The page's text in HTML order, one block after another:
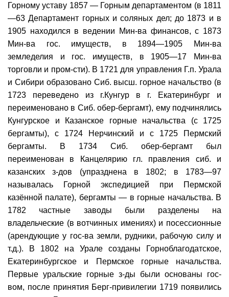
Горному уставу 1857 — Горным департаментом (в 1811
—63 Департамент горных и соляных дел; до 1873 и в
1905 находился в ведении Мин-ва финансов, с 1873
Мин-ва гос. имуществ, в 1894—1905 Мин-ва
земледелия и гос. имуществ, в 1905—17 Мин-ва
торговли и пром-сти). В 1721 для управления Г.п. Урала
и Сибири образовано Сиб. высш. горное начальство (в
1723 переведено из г.Кунгур в г. Екатеринбург и
переименовано в Сиб. обер-бергамт), ему подчинялись
Кунгурское и Казанское горные начальства (с 1725
бергамты), с 1724 Нерчинский и с 1725 Пермский
бергамты. В 1734 Сиб. обер-бергамт был
переименован в Канцелярию гл. правления сиб. и
казанских з-дов (упразднена в 1802; в 1783—97
называлась Горной экспедицией при Пермской
казённой палате), бергамты — в горные начальства. В
1782 частные заводы были разделены на
владельческие (в вотчинных имениях) и посессионные
(арендующие у гос-ва земли, рудники, рабочую силу и
т.д.). В 1802 на Урале созданы Горноблагодатское,
Екатеринбургское и Пермское горные начальства.
Первые уральские горные з-ды были основаны гос-
вом, после принятия Берг-привилегии 1719 появились